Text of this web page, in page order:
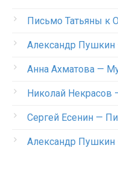
Письмо Татьяны к
Александр
Анна Ахматова —
Николай Некрасов
Сергей Есенин —
Александр Пушкин